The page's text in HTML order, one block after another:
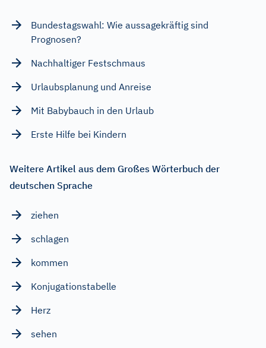
Bundestagswahl: Wie aussagekräftig sind
Prognosen?
Nachhaltiger Festschmaus
Urlaubsplanung und Anreise
Mit Babybauch in den Urlaub
Erste Hilfe bei Kindern
Weitere Artikel aus dem Großes Wörterbuch der
deutschen Sprache
ziehen
schlagen
kommen
Konjugationstabelle
Herz
sehen